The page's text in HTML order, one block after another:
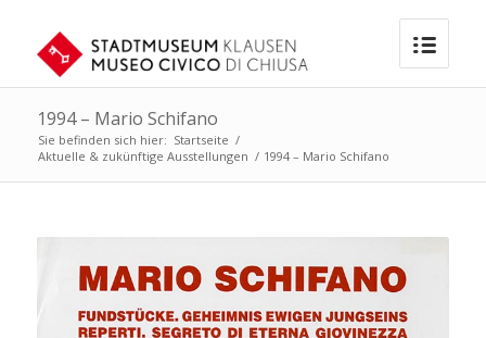
1994 – Mario Schifano
Sie befinden sich hier: Startseite /
Aktuelle & zukünftige Ausstellungen / 1994 – Mario Schifano